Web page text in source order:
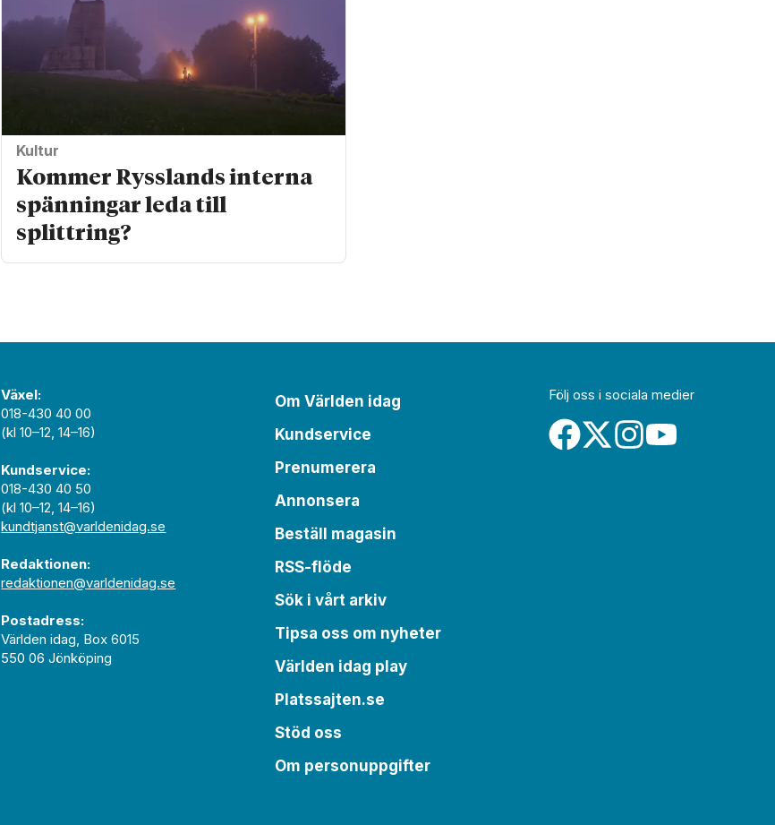
Kultur
Kommer Rysslands interna
spänningar leda till
splittring?
Växel:
018-430 40 00
(kl 10–12, 14–16)
Kundservice:
018-430 40 50
(kl 10–12, 14–16)
kundtjanst@varldenidag.se
Redaktionen:
redaktionen@varldenidag.se
Postadress:
Världen idag, Box 6015
550 06 Jönköping
Om Världen idag
Kundservice
Prenumerera
Annonsera
Beställ magasin
RSS-flöde
Sök i vårt arkiv
Tipsa oss om nyheter
Världen idag play
Platssajten.se
Stöd oss
Om personuppgifter
Följ oss i sociala medier